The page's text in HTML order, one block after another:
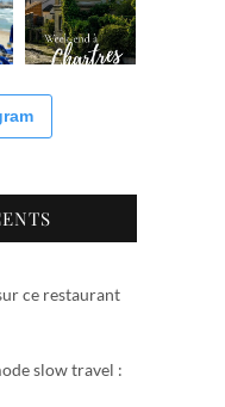
ce restaurant
slow travel :